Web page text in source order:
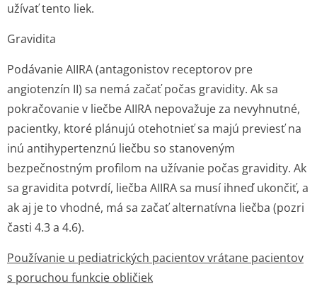
užívať tento liek.
Gravidita
Podávanie AIIRA (antagonistov receptorov pre
angiotenzín II) sa nemá začať počas gravidity. Ak sa
pokračovanie v liečbe AIIRA nepovažuje za nevyhnutné,
pacientky, ktoré plánujú otehotnieť sa majú previesť na
inú antihypertenznú liečbu so stanoveným
bezpečnostným profilom na užívanie počas gravidity. Ak
sa gravidita potvrdí, liečba AIIRA sa musí ihneď ukončiť, a
ak aj je to vhodné, má sa začať alternatívna liečba (pozri
časti 4.3 a 4.6).
Používanie u pediatrických pacientov vrátane pacientov
s poruchou funkcie obličiek